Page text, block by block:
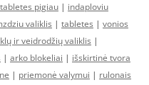
pigiau | indaploviu
valiklis | tabletes | vonios
ir veidrodžių valiklis |
| arko blokeliai | išskirtinė tvora
| priemonė valymui | rulonais